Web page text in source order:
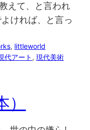
えて、と言われ
ければ、と言っ
, littleworld
代アート , 現代美術